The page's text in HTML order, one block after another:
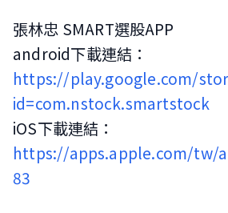
張林忠 SMART選股APP
android下載連結：
https://play.google.com/
id=com.nstock.smartstock
iOS下載連結：
https://apps.apple.com/tw/
83